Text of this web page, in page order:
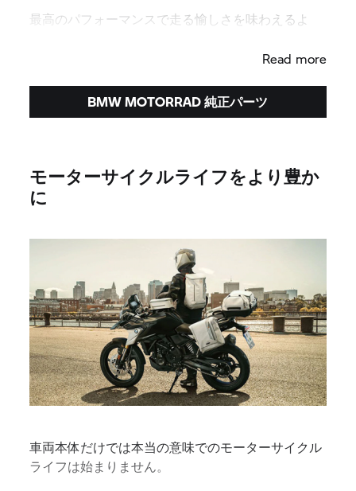
最高のパフォーマンスで走る愉しさを味わえるよ
Read more
BMW MOTORRAD 純正パーツ
モーターサイクルライフをより豊か
に
車両本体だけでは本当の意味でのモーターサイクル
ライフは始まりません。